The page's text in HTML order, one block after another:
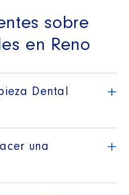
sobre
en Reno
Dental
+
una
+